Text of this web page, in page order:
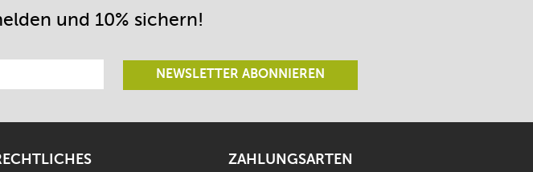
und 10% sichern!
NEWSLETTER ABONNIEREN
ZAHLUNGSARTEN